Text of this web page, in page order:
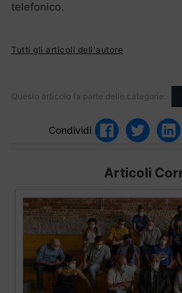
telefonico.
Tutti gli articoli dell'autore
Questo articolo fa parte delle categorie:
Condividi
Articoli